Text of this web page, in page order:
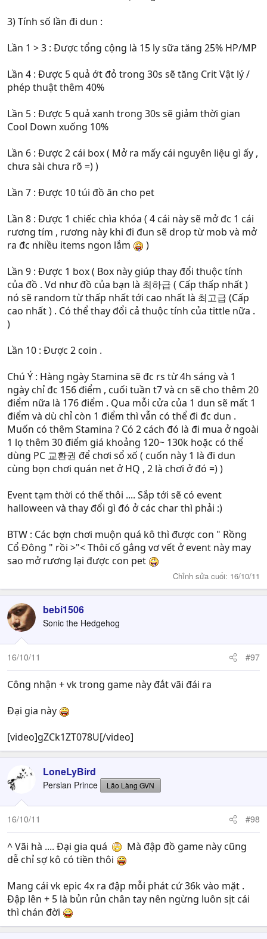
3) Tính số lần đi dun :
Lần 1 > 3 : Được tổng cộng là 15 ly sữa tăng 25% HP/MP
Lần 4 : Được 5 quả ớt đỏ trong 30s sẽ tăng Crit Vật lý /
phép thuật thêm 40%
Lần 5 : Được 5 quả xanh trong 30s sẽ giảm thời gian
Cool Down xuống 10%
Lần 6 : Được 2 cái box ( Mở ra mấy cái nguyên liệu gì ấy ,
chưa sài chưa rõ =) )
Lần 7 : Được 10 túi đồ ăn cho pet
Lần 8 : Được 1 chiếc chìa khóa ( 4 cái này sẽ mở đc 1 cái
rương tím , rương này khi đi đun sẽ drop từ mob và mở
ra đc nhiều items ngon lắm
)
Lần 9 : Được 1 box ( Box này giúp thay đổi thuộc tính
của đồ . Vd như đồ của bạn là 최하급 ( Cấp thấp nhất )
nó sẽ random từ thấp nhất tới cao nhất là 최고급 (Cấp
cao nhất ) . Có thể thay đổi cả thuộc tính của tittle nữa .
)
Lần 10 : Được 2 coin .
Chú Ý : Hàng ngày Stamina sẽ đc rs từ 4h sáng và 1
ngày chỉ đc 156 điểm , cuối tuần t7 và cn sẽ cho thêm 20
điểm nữa là 176 điểm . Qua mỗi cửa của 1 dun sẽ mất 1
điểm và dù chỉ còn 1 điểm thì vẫn có thể đi đc dun .
Muốn có thêm Stamina ? Có 2 cách đó là đi mua ở ngoài
1 lọ thêm 30 điểm giá khoảng 120~ 130k hoặc có thể
dùng PC 교환권 để chơi sổ xố ( cuốn này 1 là đi dun
cùng bọn chơi quán net ở HQ , 2 là chơi ở đó =) )
Event tạm thời có thế thôi .... Sắp tới sẽ có event
halloween và thay đổi gì đó ở các char thì phải :)
BTW : Các bợn chơi muộn quá kô thì được con " Rồng
Cổ Đông " rồi >"< Thôi cố gắng vơ vết ở event này may
sao mở rương lại được con pet
Chỉnh sửa cuối: 16/10/11
bebi1506
Sonic the Hedgehog
16/10/11 #97
Công nhận + vk trong game này đắt vãi đái ra
Đại gia này
[video]gZCk1ZT078U[/video]
LoneLyBird
Persian Prince Lão Làng GVN
16/10/11 #98
^ Vãi hà .... Đại gia quá
Mà đập đồ game này cũng
dễ chỉ sợ kô có tiền thôi
Mang cái vk epic 4x ra đập mỗi phát cứ 36k vào mặt .
Đập lên + 5 là bủn rủn chân tay nên ngừng luôn sịt cái
thì chán đời